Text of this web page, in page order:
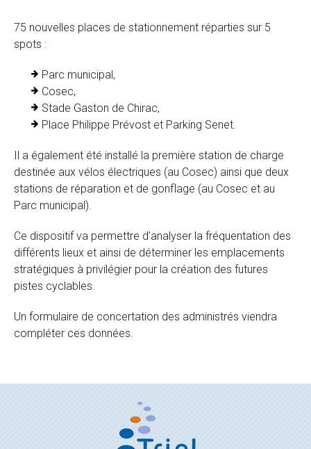
75 nouvelles places de stationnement réparties sur 5
spots :
Parc municipal,
Cosec,
Stade Gaston de Chirac,
Place Philippe Prévost et Parking Senet.
Il a également été installé la première station de charge
destinée aux vélos électriques (au Cosec) ainsi que deux
stations de réparation et de gonflage (au Cosec et au
Parc municipal).
Ce dispositif va permettre d’analyser la fréquentation des
différents lieux et ainsi de déterminer les emplacements
stratégiques à privilégier pour la création des futures
pistes cyclables.
Un formulaire de concertation des administrés viendra
compléter ces données.